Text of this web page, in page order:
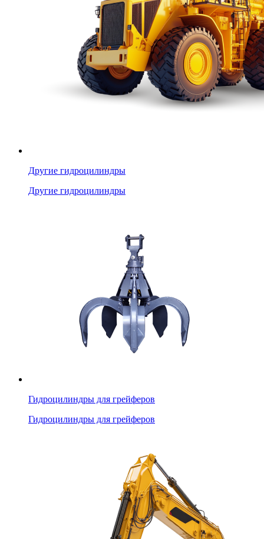
Другие гидроцилиндры
Другие гидроцилиндры
Гидроцилиндры для грейферов
Гидроцилиндры для грейферов